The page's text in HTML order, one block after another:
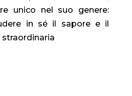
unico nel suo genere:
in sé il sapore e il
straordinaria